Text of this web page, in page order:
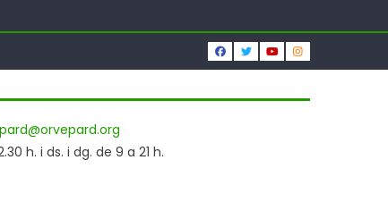
h. i ds. i dg. de 9 a 21 h.